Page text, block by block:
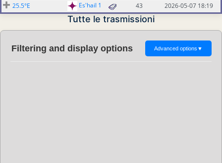
25.5°E
Es'hail 1 43 2026-05-07 18:19
Tutte le trasmissioni
Filtering and display options Advanced options ▼